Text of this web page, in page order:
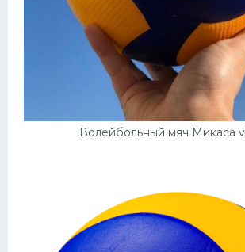
Волейбольный мяч Микаса